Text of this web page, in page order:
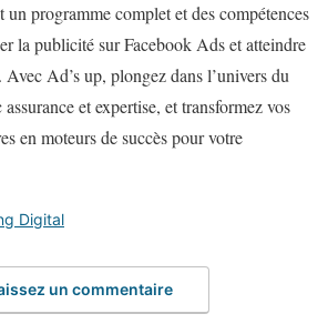
programme complet et des compétences
la publicité sur Facebook Ads et atteindre
Avec Ad’s up, plongez dans l’univers du
et expertise, et transformez vos
en moteurs de succès pour votre
Digital
un commentaire